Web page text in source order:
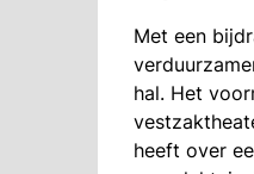
Met een
hal. Het
heeft over